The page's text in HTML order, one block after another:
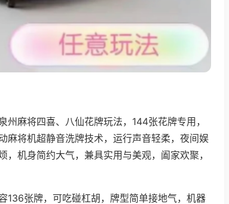
州麻将四喜、八仙花牌玩法，144张花牌专用，
麻将机超静音洗牌技术，运行声音轻柔，夜间娱
机身简约大气，兼具实用与美观，阖家欢聚，
136张牌，可吃碰杠胡，牌型简单接地气，机器